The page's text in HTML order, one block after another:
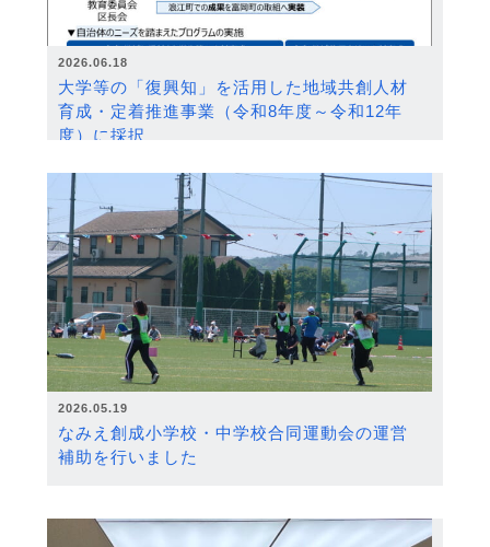
2026.06.18
大学等の「復興知」を活用した地域共創人材
育成・定着推進事業（令和8年度～令和12年
度）に採択
2026.05.19
なみえ創成小学校・中学校合同運動会の運営
補助を行いました